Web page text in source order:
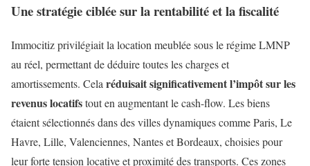
Une stratégie ciblée sur la rentabilité et la fiscalité
Immocitiz privilégiait la location meublée sous le régime LMNP
au réel, permettant de déduire toutes les charges et
amortissements. Cela réduisait significativement l’impôt sur les
revenus locatifstout en augmentant le cash-flow. Les biens
étaient sélectionnés dans des villes dynamiques comme Paris, Le
Havre, Lille, Valenciennes, Nantes et Bordeaux, choisies pour
leur forte tension locative et proximité des transports. Ces zones